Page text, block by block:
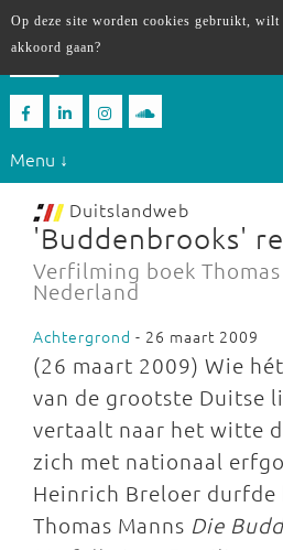
Menu ↓
Duitslandweb
'Buddenbrooks'
Verfilming boek
Nederland
Achtergrond - 26 maart 2009
(26 maart 2009) Wie
van de grootste Duitse
vertaalt naar het witte
zich met nationaal
Heinrich Breloer durfde
Thomas Manns Die
Op deze site worden cookies gebruikt, wilt
akkoord gaan?